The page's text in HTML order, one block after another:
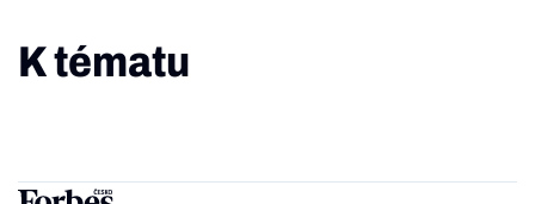
K tématu